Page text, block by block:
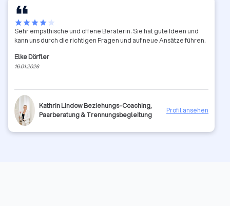
starstarstarstarstar
Sehr empathische und offene Beraterin. Sie hat gute Ideen und
kann uns durch die richtigen Fragen und auf neue Ansätze führen.
Elke Dörfler
16.01.2026
Kathrin Lindow Beziehungs-Coaching,
Paarberatung & Trennungsbegleitung
Profil ansehen